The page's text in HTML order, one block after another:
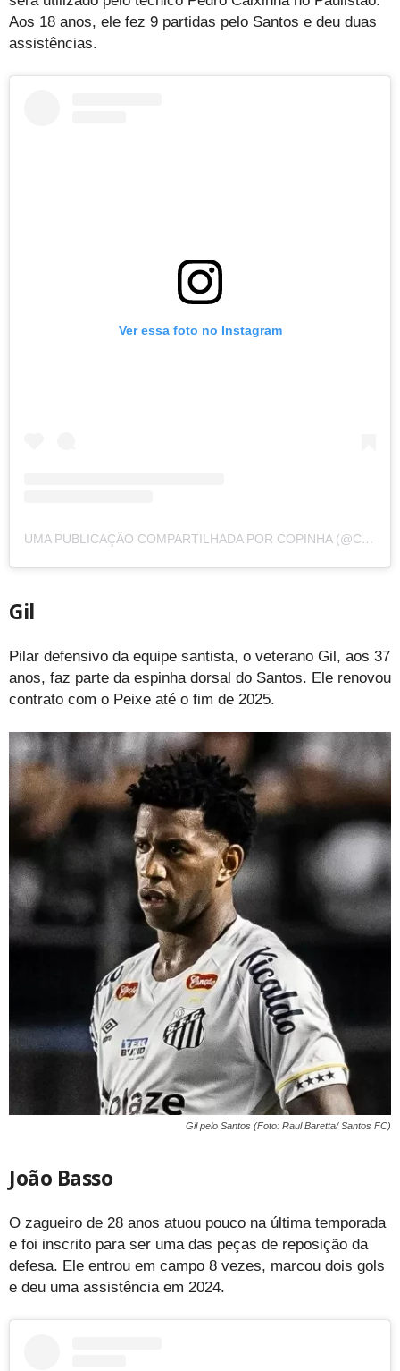
Aos 18 anos, ele fez 9 partidas pelo Santos e deu duas
assistências.
Ver essa foto no Instagram
UMA PUBLICAÇÃO COMPARTILHADA POR COPINHA (@COPINHA)
Gil
Pilar defensivo da equipe santista, o veterano Gil, aos 37
anos, faz parte da espinha dorsal do Santos. Ele renovou
contrato com o Peixe até o fim de 2025.
Gil pelo Santos (Foto: Raul Baretta/ Santos FC)
João Basso
O zagueiro de 28 anos atuou pouco na última temporada
e foi inscrito para ser uma das peças de reposição da
defesa. Ele entrou em campo 8 vezes, marcou dois gols
e deu uma assistência em 2024.